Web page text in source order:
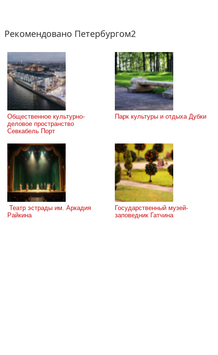
Рекомендовано Петербургом2
Общественное культурно-
деловое пространство
Севкабель Порт
Парк культуры и отдыха Дубки
Райкина
Государственный музей-
заповедник Гатчина